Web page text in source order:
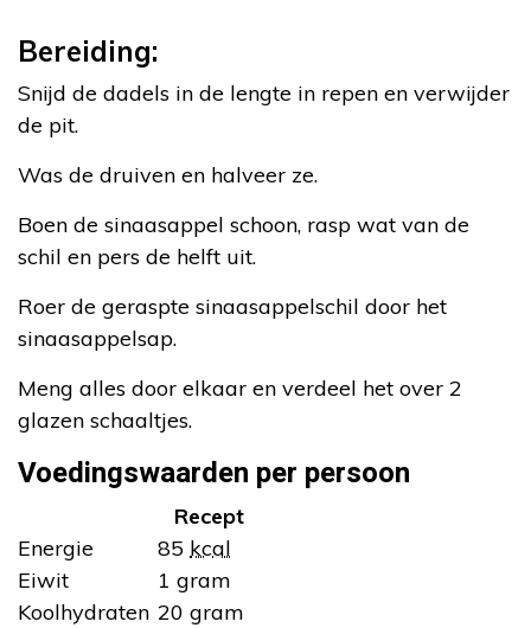
Bereiding:
Snijd de dadels in de lengte in repen en verwijder
de pit.
Was de druiven en halveer ze.
Boen de sinaasappel schoon, rasp wat van de
schil en pers de helft uit.
Roer de geraspte sinaasappelschil door het
sinaasappelsap.
Meng alles door elkaar en verdeel het over 2
glazen schaaltjes.
Voedingswaarden per persoon
Recept
Energie
85 kcal
Eiwit
1 gram
Koolhydraten 20 gram